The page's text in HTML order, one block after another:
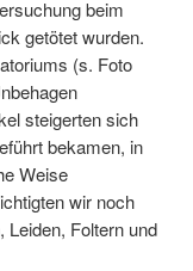
beim
getötet wurden.
(s. Foto
steigerten sich
bekamen, in
Weise
wir noch
Leiden, Foltern und